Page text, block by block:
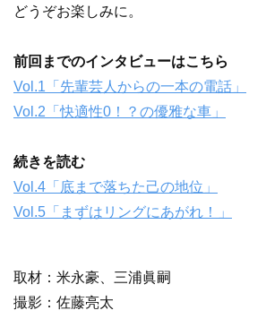
どうぞお楽しみに。
前回までのインタビューはこちら
Vol.1「先輩芸人からの一本の電話」
Vol.2「快適性0！？の優雅な車」
続きを読む
Vol.4「底まで落ちた己の地位」
Vol.5「まずはリングにあがれ！」
取材：米永豪、三浦眞嗣
撮影：佐藤亮太